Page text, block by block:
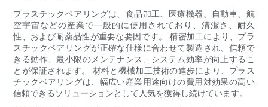
プラスチックベアリングは、食品加工、医療機器、自動車、航
空宇宙などの産業で一般的に使用されており、清潔さ、耐久
性、および耐薬品性が重要な要因です。 精密加工により、プラ
スチックベアリングが正確な仕様に合わせて製造され、信頼で
きる動作、最小限のメンテナンス、システム効率が向上するこ
とが保証されます。 材料と機械加工技術の進歩により、プラス
チックベアリングは、幅広い産業用途向けの費用対効果の高い
信頼できるソリューションとして人気を獲得し続けています。